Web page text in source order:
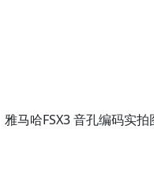
雅马哈FSX3 音孔编码实拍